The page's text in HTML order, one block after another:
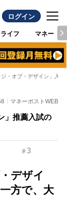
ログイン
ライフ マネー
・オブ・デザイン」入
マネーポストWEB
」推薦入試の
＃3
デザイ
方で、大